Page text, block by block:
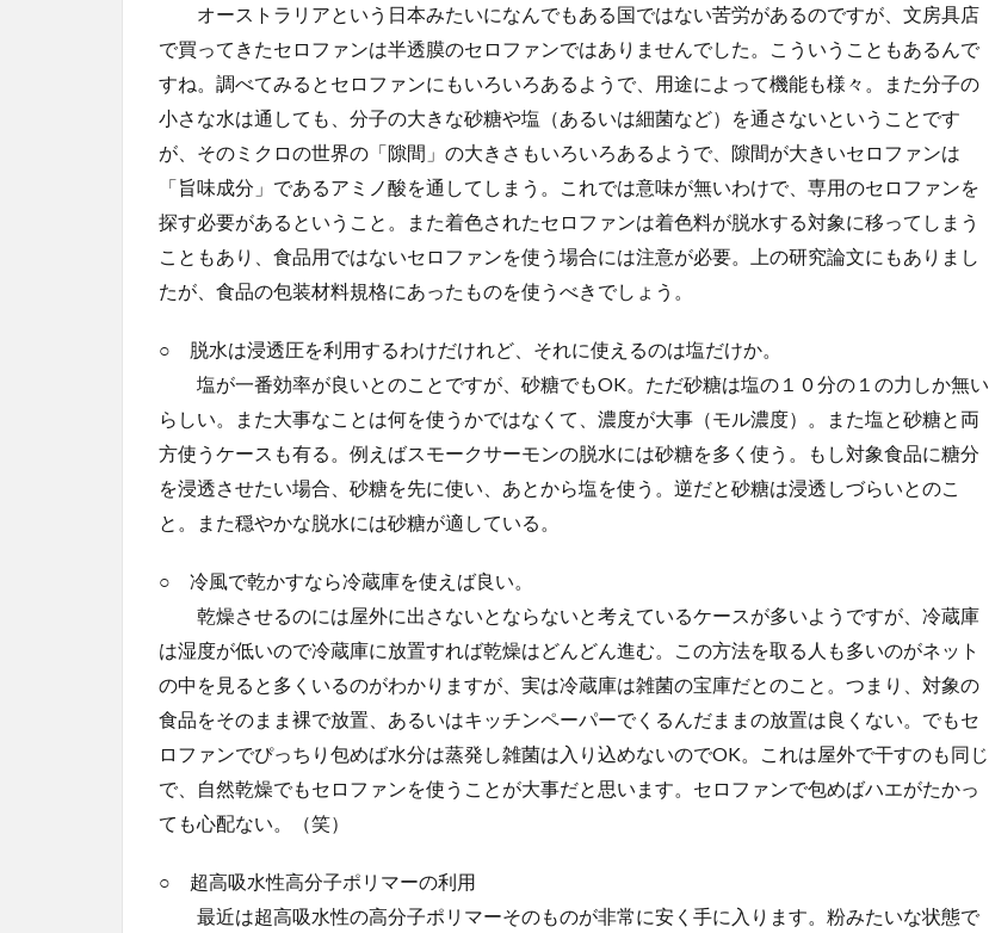
オーストラリアという日本みたいになんでもある国ではない苦労があるのですが、文房具店
で買ってきたセロファンは半透膜のセロファンではありませんでした。こういうこともあるんで
すね。調べてみるとセロファンにもいろいろあるようで、用途によって機能も様々。また分子の
小さな水は通しても、分子の大きな砂糖や塩（あるいは細菌など）を通さないということです
が、そのミクロの世界の「隙間」の大きさもいろいろあるようで、隙間が大きいセロファンは
「旨味成分」であるアミノ酸を通してしまう。これでは意味が無いわけで、専用のセロファンを
探す必要があるということ。また着色されたセロファンは着色料が脱水する対象に移ってしまう
こともあり、食品用ではないセロファンを使う場合には注意が必要。上の研究論文にもありまし
たが、食品の包装材料規格にあったものを使うべきでしょう。
○ 脱水は浸透圧を利用するわけだけれど、それに使えるのは塩だけか。
塩が一番効率が良いとのことですが、砂糖でもOK。ただ砂糖は塩の１０分の１の力しか無い
らしい。また大事なことは何を使うかではなくて、濃度が大事（モル濃度）。また塩と砂糖と両
方使うケースも有る。例えばスモークサーモンの脱水には砂糖を多く使う。もし対象食品に糖分
を浸透させたい場合、砂糖を先に使い、あとから塩を使う。逆だと砂糖は浸透しづらいとのこ
と。また穏やかな脱水には砂糖が適している。
○ 冷風で乾かすなら冷蔵庫を使えば良い。
乾燥させるのには屋外に出さないとならないと考えているケースが多いようですが、冷蔵庫
は湿度が低いので冷蔵庫に放置すれば乾燥はどんどん進む。この方法を取る人も多いのがネット
の中を見ると多くいるのがわかりますが、実は冷蔵庫は雑菌の宝庫だとのこと。つまり、対象の
食品をそのまま裸で放置、あるいはキッチンペーパーでくるんだままの放置は良くない。でもセ
ロファンでぴっちり包めば水分は蒸発し雑菌は入り込めないのでOK。これは屋外で干すのも同じ
で、自然乾燥でもセロファンを使うことが大事だと思います。セロファンで包めばハエがたかっ
ても心配ない。（笑）
○ 超高吸水性高分子ポリマーの利用
最近は超高吸水性の高分子ポリマーそのものが非常に安く手に入ります。粉みたいな状態で